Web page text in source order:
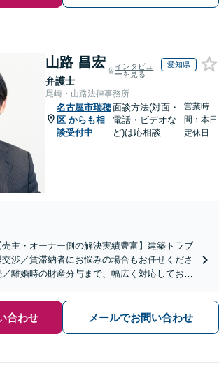
山路 昌宏
弁護士
インタビュ
ーを見る
愛知県
尾崎・山路法律事務所
名古屋市瑞穂
区 からも相
談受付中
面談方法(対面・
電話・ビデオな
ど)は応相談
営業時
間：本日
定休日
売主・オーナー側の解決実績豊富】建築トラブ
渉／賃滞納者にお悩みの場合もお任せくださ
離婚時の財産分与まで、幅広く対応しており
合わせ メールでお問い合わせ